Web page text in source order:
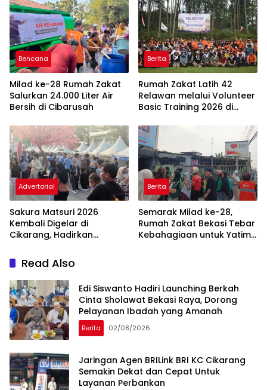
Bencana
Milad ke-28 Rumah Zakat
Salurkan 24.000 Liter Air
Bersih di Cibarusah
Berita
Rumah Zakat Latih 42
Relawan melalui Volunteer
Basic Training 2026 di
Advertorial
Sakura Matsuri 2026
Kembali Digelar di
Cikarang, Hadirkan
Indonesia dan Jepang
Berita
Semarak Milad ke-28,
Rumah Zakat Bekasi Tebar
Kebahagiaan untuk Yatim,
Read Also
Edi Siswanto Hadiri Launching Berkah
Cinta Sholawat Bekasi Raya, Dorong
Pelayanan Ibadah yang Amanah
Berita 02/08/2026
Jaringan Agen BRILink BRI KC Cikarang
Semakin Dekat dan Cepat Untuk
Layanan Perbankan